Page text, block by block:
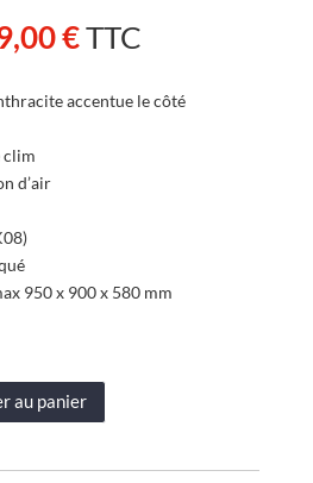
:
€.
€Le
actuel
est :
TTC
accentue le côté
clim
d’air
950 x 900 x 580 mm
au panier